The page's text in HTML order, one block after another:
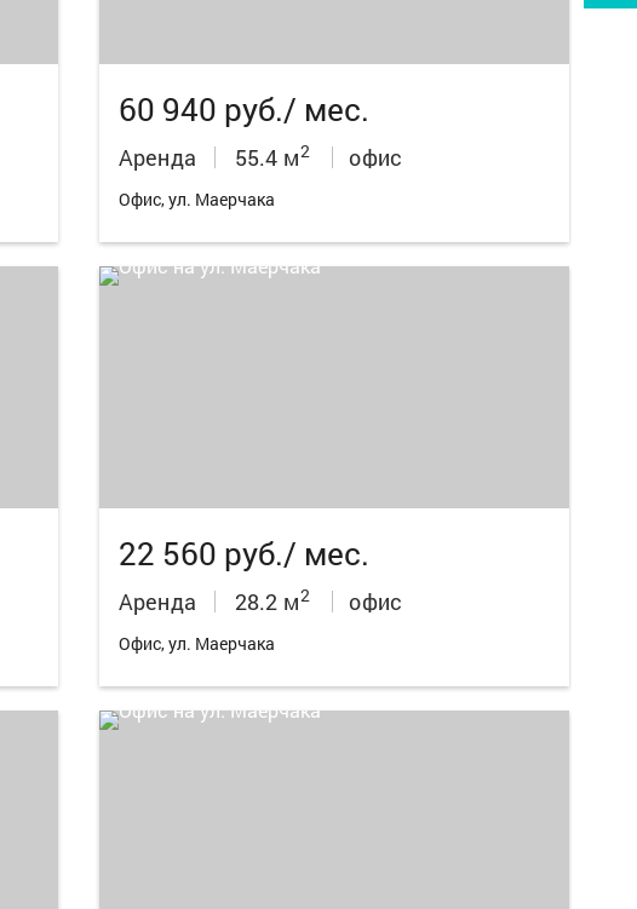
60 940 руб./ мес.
Аренда 55.4 м2 офис
Офис, ул. Маерчака
22 560 руб./ мес.
Аренда 28.2 м2 офис
Офис, ул. Маерчака